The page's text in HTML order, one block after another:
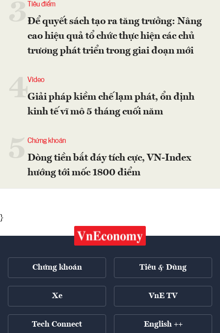
Tiêu điểm
Để quyết sách tạo ra tăng trưởng: Nâng
cao hiệu quả tổ chức thực hiện các chủ
trương phát triển trong giai đoạn mới
4Video
Giải pháp kiềm chế lạm phát, ổn định
kinh tế vĩ mô 5 tháng cuối năm
Chứng khoán
Dòng tiền bắt đáy tích cực, VN-Index
hướng tới mốc 1800 điểm
}
Chứng khoán Tiêu & Dùng
Xe VnE TV
Tech Connect English ++